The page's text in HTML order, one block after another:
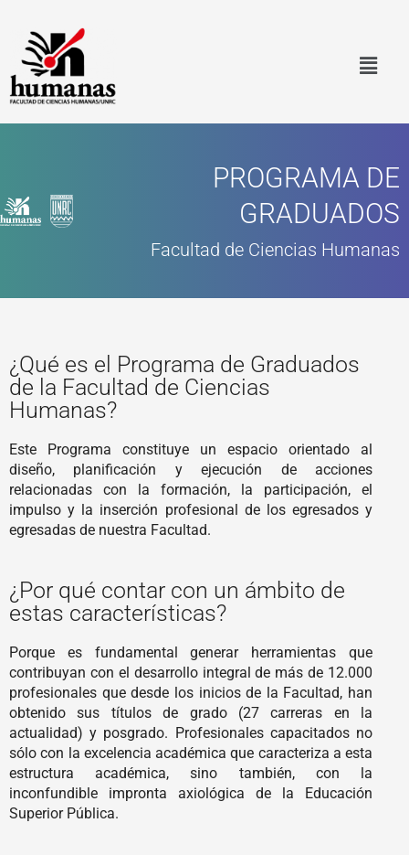
contenido
PROGRAMA DE
GRADUADOS
Facultad de Ciencias Humanas
¿Qué es el Programa de Graduados
de la Facultad de Ciencias
Humanas?
Este Programa constituye un espacio orientado al
diseño, planificación y ejecución de acciones
relacionadas con la formación, la participación, el
impulso y la inserción profesional de los egresados y
egresadas de nuestra Facultad.
¿Por qué contar con un ámbito de
estas características?
Porque es fundamental generar herramientas que
contribuyan con el desarrollo integral de más de 12.000
profesionales que desde los inicios de la Facultad, han
obtenido sus títulos de grado (27 carreras en la
actualidad) y posgrado. Profesionales capacitados no
sólo con la excelencia académica que caracteriza a esta
estructura académica, sino también, con la
inconfundible impronta axiológica de la Educación
Superior Pública.